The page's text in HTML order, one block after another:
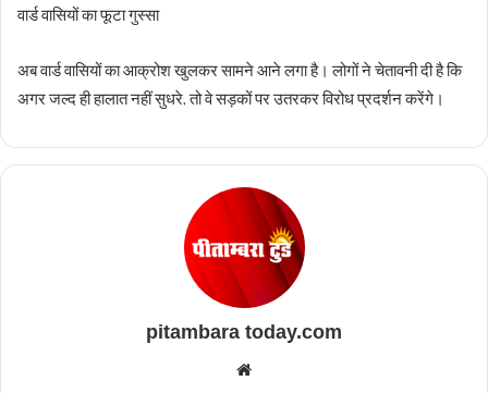
वार्ड वासियों का फूटा गुस्सा
अब वार्ड वासियों का आक्रोश खुलकर सामने आने लगा है। लोगों ने चेतावनी दी है कि
अगर जल्द ही हालात नहीं सुधरे, तो वे सड़कों पर उतरकर विरोध प्रदर्शन करेंगे।
pitambara today.com
Website